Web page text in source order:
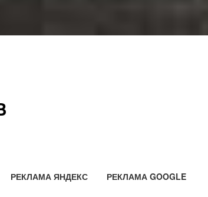
РЕКЛАМА ЯНДЕКС РЕКЛАМА GOOGLE